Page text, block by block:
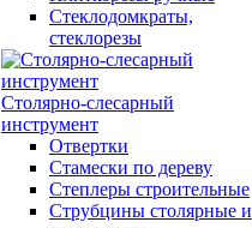
Стеклодомкраты,
стеклорезы
Столярно-слесарный
инструмент
Отвертки
Стамески по дереву
Степлеры строительные
Струбцины столярные и